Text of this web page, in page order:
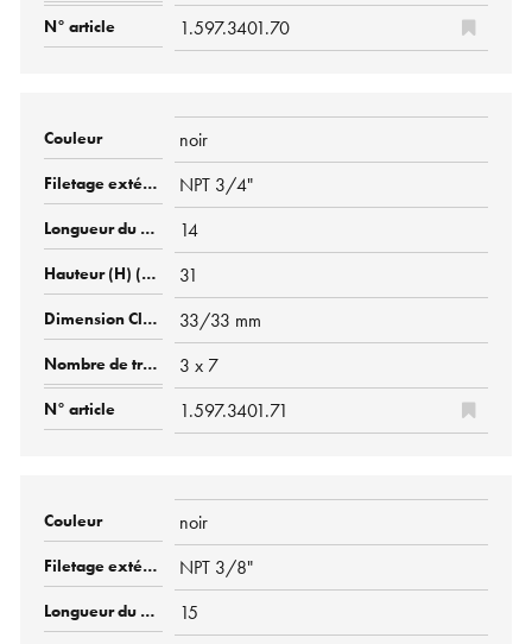
1.597.3401.70
noir
NPT 3/4"
14
31
33/33 mm
3 x 7
1.597.3401.71
noir
NPT 3/8"
15